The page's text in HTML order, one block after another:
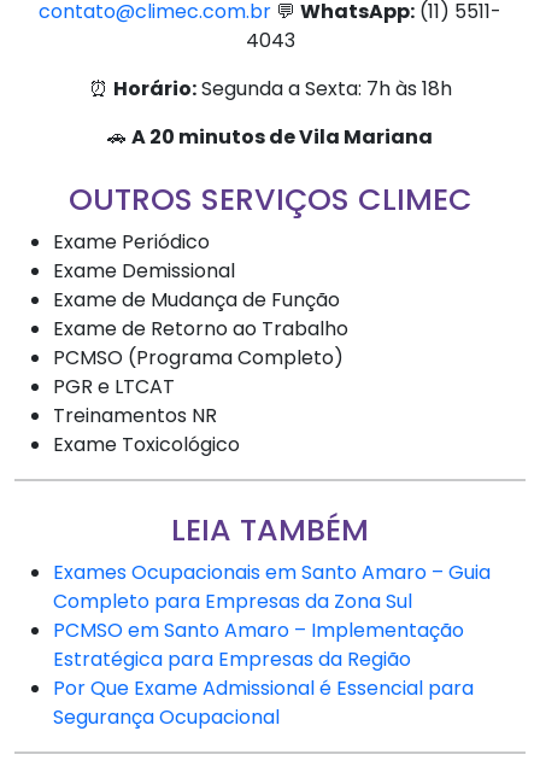
contato@climec.com.br 💬 WhatsApp: (11) 5511-
4043
⏰ Horário:Segunda a Sexta: 7h às 18h
🚗 A 20 minutos de Vila Mariana
OUTROS SERVIÇOS CLIMEC
Exame Periódico
Exame Demissional
Exame de Mudança de Função
Exame de Retorno ao Trabalho
PCMSO (Programa Completo)
PGR e LTCAT
Treinamentos NR
Exame Toxicológico
LEIA TAMBÉM
Exames Ocupacionais em Santo Amaro – Guia
Completo para Empresas da Zona Sul
PCMSO em Santo Amaro – Implementação
Estratégica para Empresas da Região
Por Que Exame Admissional é Essencial para
Segurança Ocupacional